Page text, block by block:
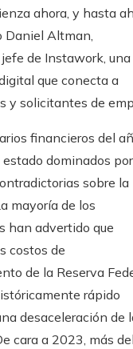
ahora, y hasta
Daniel Altman,
de Instawork, una
que conecta a
y solicitantes de
financieros del
dominados por
sobre la
mayoría de los
han advertido que
costos de
de la Reserva
rápido
desaceleración de
cara a 2023, más del